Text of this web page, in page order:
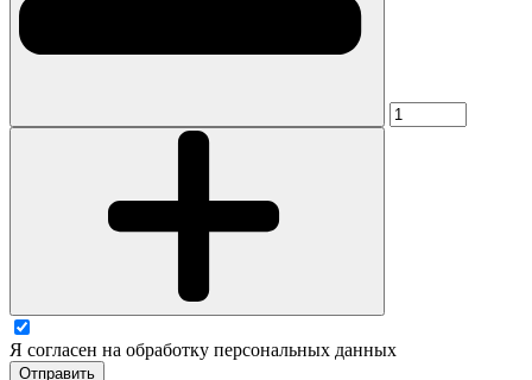
Я согласен на обработку персональных данных
Отправить